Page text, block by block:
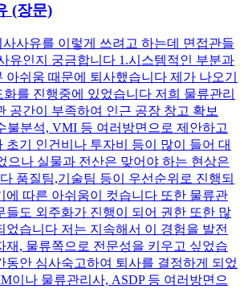
(장문)
사유를 이렇게 쓰려고 하는데 면접관들
유인지 궁금합니다 1.시스템적인 부분과
아쉬움 때문에 퇴사했습니다 제가 나오기
화를 진행중에 있었습니다 저희 물류관리
공간이 부족하여 인근 공장 창고 확보
불분석, VMI 등 여러방면으로 제안하고
초기 인건비나 투자비 등이 많이 들어 대
으나 실물과 전산은 맞어야 하는 현상은
품질팀,기술팀 등이 우선순위로 진행되
에 따른 아쉬움이 컷습니다 또한 물류관
들도 외주화가 진행이 되어 권한 또한 많
었습니다 저는 지속해서 이 경험을 발전
재, 물류쪽으로 전문성을 키우고 싶었습
동안 심사숙고하여 퇴사를 결정하게 되었
이나 물류관리사, ASDP 등 여러방면으